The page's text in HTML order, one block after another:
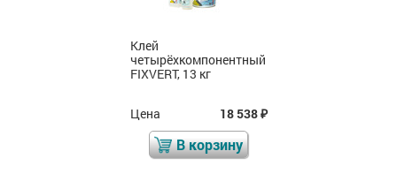
Комплект для
нанесения клея
Цена 440₽
В корзину